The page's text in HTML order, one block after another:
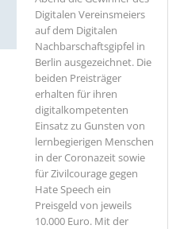
Digitalen Vereinsmeiers
auf dem Digitalen
Nachbarschaftsgipfel in
Berlin ausgezeichnet. Die
beiden Preisträger
erhalten für ihren
digitalkompetenten
Einsatz zu Gunsten von
lernbegierigen Menschen
in der Coronazeit sowie
für Zivilcourage gegen
Hate Speech ein
Preisgeld von jeweils
10.000 Euro. Mit der